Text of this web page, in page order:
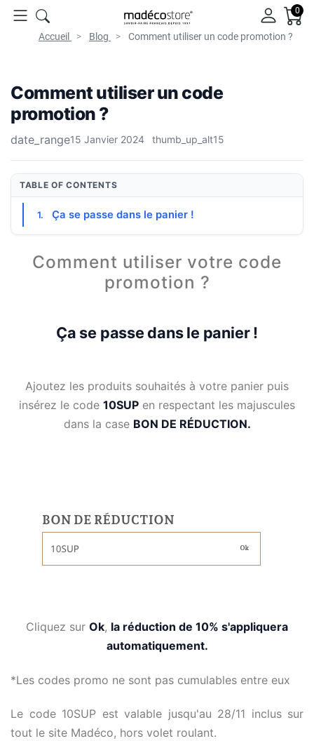
0
Accueil Blog Comment utiliser un code promotion ?
Comment utiliser un code
promotion ?
date_range15 Janvier 2024 thumb_up_alt15
TABLE OF CONTENTS
Ça se passe dans le panier !
Comment utiliser votre code
promotion ?
Ça se passe dans le panier !
Ajoutez les produits souhaités à votre panier puis
insérez le code 10SUP en respectant les majuscules
dans la case BON DE RÉDUCTION.
Cliquez sur Ok, la réduction de 10% s'appliquera
automatiquement.
*Les codes promo ne sont pas cumulables entre eux
Le code 10SUP est valable jusqu'au 28/11 inclus sur
tout le site Madéco, hors volet roulant.